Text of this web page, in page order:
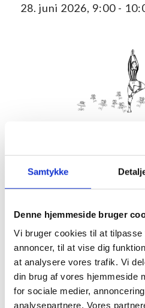
Samtykke
Denne hjemmeside bruger
Vi bruger cookies til at tilpasse
annoncer, til at vise dig
at analysere vores trafik. Vi
din brug af vores hjemmeside
for sociale medier,
analysepartnere. Vores
28. juni 2026, 9:00-
Kom med morgenhår og tag din
Husk din yogamåtte.
Hvis det er dårligt vejr, er vi
Hornbækhus.
Info